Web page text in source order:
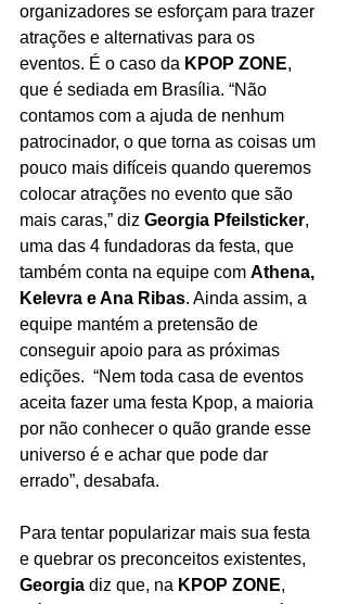
organizadores se esforçam para trazer
atrações e alternativas para os
eventos. É o caso da KPOP ZONE,
que é sediada em Brasília. “Não
contamos com a ajuda de nenhum
patrocinador, o que torna as coisas um
pouco mais difíceis quando queremos
colocar atrações no evento que são
mais caras,” diz Georgia Pfeilsticker,
uma das 4 fundadoras da festa, que
também conta na equipe com Athena,
Kelevra e Ana Ribas. Ainda assim, a
equipe mantém a pretensão de
conseguir apoio para as próximas
edições.  “Nem toda casa de eventos
aceita fazer uma festa Kpop, a maioria
por não conhecer o quão grande esse
universo é e achar que pode dar
errado”, desabafa.
Para tentar popularizar mais sua festa
e quebrar os preconceitos existentes,
Georgia diz que, na KPOP ZONE,